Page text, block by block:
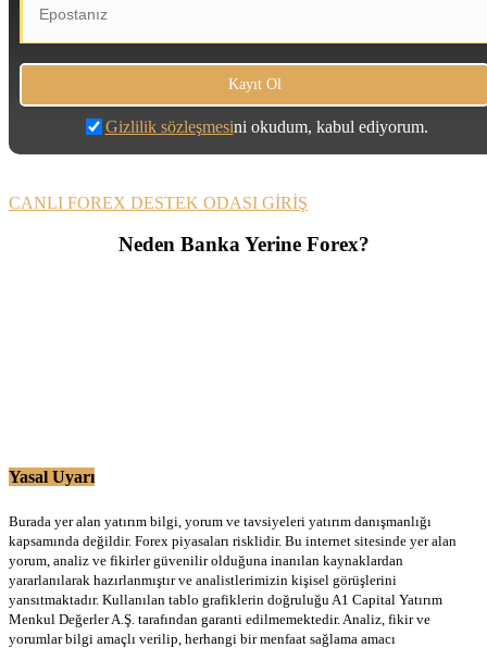
Gizlilik sözleşmesini okudum, kabul ediyorum.
CANLI FOREX DESTEK ODASI GİRİŞ
Neden Banka Yerine Forex?
Yasal Uyarı
Burada yer alan yatırım bilgi, yorum ve tavsiyeleri yatırım danışmanlığı
kapsamında değildir. Forex piyasaları risklidir. Bu internet sitesinde yer alan
yorum, analiz ve fikirler güvenilir olduğuna inanılan kaynaklardan
yararlanılarak hazırlanmıştır ve analistlerimizin kişisel görüşlerini
yansıtmaktadır. Kullanılan tablo grafiklerin doğruluğu A1 Capital Yatırım
Menkul Değerler A.Ş. tarafından garanti edilmemektedir. Analiz, fikir ve
yorumlar bilgi amaçlı verilip, herhangi bir menfaat sağlama amacı